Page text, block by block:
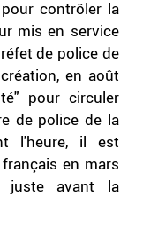
contrôler la
mis en service
de police de
en août
pour circuler
de police de la
l'heure, il est
en mars
juste avant la